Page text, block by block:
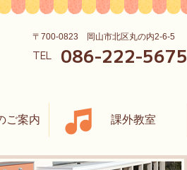
〒700-0823 岡山市北区丸の内2-6-5
TEL 086-222-5675
ご案内 課外教室